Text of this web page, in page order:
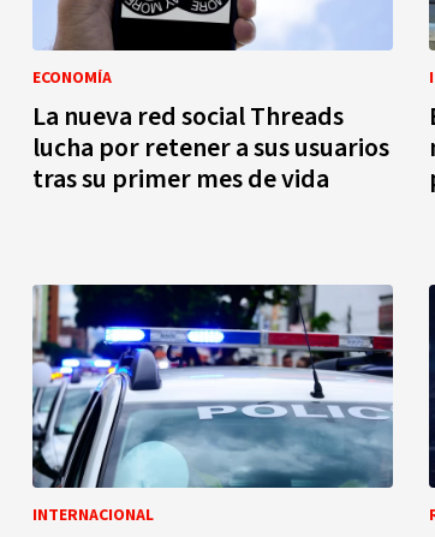
ECONOMÍA
La nueva red social Threads
lucha por retener a sus usuarios
tras su primer mes de vida
INTERNACIONAL